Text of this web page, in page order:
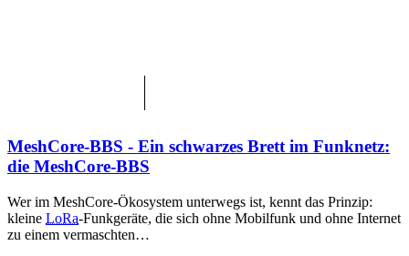
MeshCore-BBS - Ein schwarzes Brett im Funknetz:
die MeshCore-BBS
Wer im MeshCore-Ökosystem unterwegs ist, kennt das Prinzip:
kleine LoRa-Funkgeräte, die sich ohne Mobilfunk und ohne Internet
zu einem vermaschten…